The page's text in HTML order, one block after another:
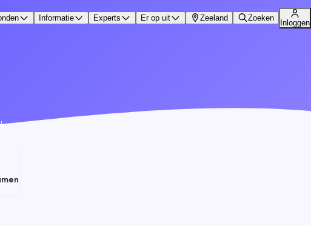
Informatie Experts Er op uit Zeeland Zoeken
Inloggen